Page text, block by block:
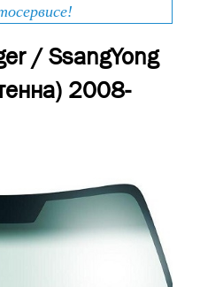
/ SsangYong
2008-